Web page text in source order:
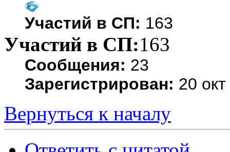
Участий в СП: 163
Участий в СП:163
Сообщения: 23
Зарегистрирован: 20
Вернуться к началу